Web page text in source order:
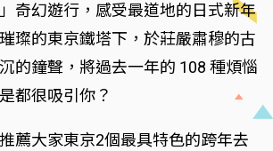
奇幻遊行，感受最道地的日式新年
璨的東京鐵塔下，於莊嚴肅穆的古
的鐘聲，將過去一年的 108 種煩惱
都很吸引你？
薦大家東京2個最具特色的跨年去